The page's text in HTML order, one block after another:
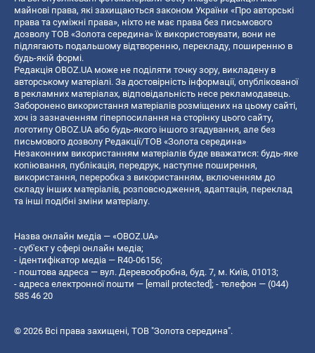
майнові права, які захищаються законом України «Про авторські
права та суміжні права», ніхто не має права без письмового
дозволу ТОВ «Золота середина» їх використовувати, вони не
підлягають подальшому відтворенню, перекладу, поширенню в
будь-якій формі.
Редакція OBOZ.UA може не поділяти точку зору, викладену в
авторському матеріалі. За достовірність інформації, опублікованої
в рекламних матеріалах, відповідальність несе рекламодавець.
Заборонено використання матеріалів розміщених на цьому сайті,
хоч із зазначенням гіперпосилання на сторінку цього сайту,
логотипу OBOZ.UA або будь-якого іншого згадування, але без
письмового дозволу Редакції/ТОВ «Золота середина»
Незаконним використанням матеріалів буде вважатися: будь-яке
копiювання, публiкацiя, передрук, наступне поширення,
використання, переробка з використанням, включенням до
складу інших матеріалів, розповсюдження, адаптація, переклад
та інші подібні зміни матеріалу.
Назва онлайн медіа — «OBOZ.UA»
- суб'єкт у сфері онлайн медіа;
- ідентифікатор медіа — R40-06156;
- поштова адреса — вул. Деревообробна, буд. 7, м. Київ, 01013;
- адреса електронної пошти — [email protected]; - телефон — (044)
585 46 20
© 2026 Всі права захищені, ТОВ "Золота середина".